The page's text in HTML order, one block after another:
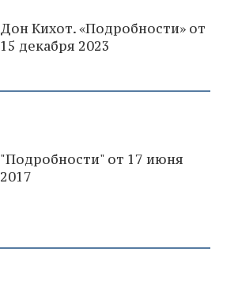
Дон Кихот. «Подробности» от
15 декабря 2023
"Подробности" от 17 июня
2017